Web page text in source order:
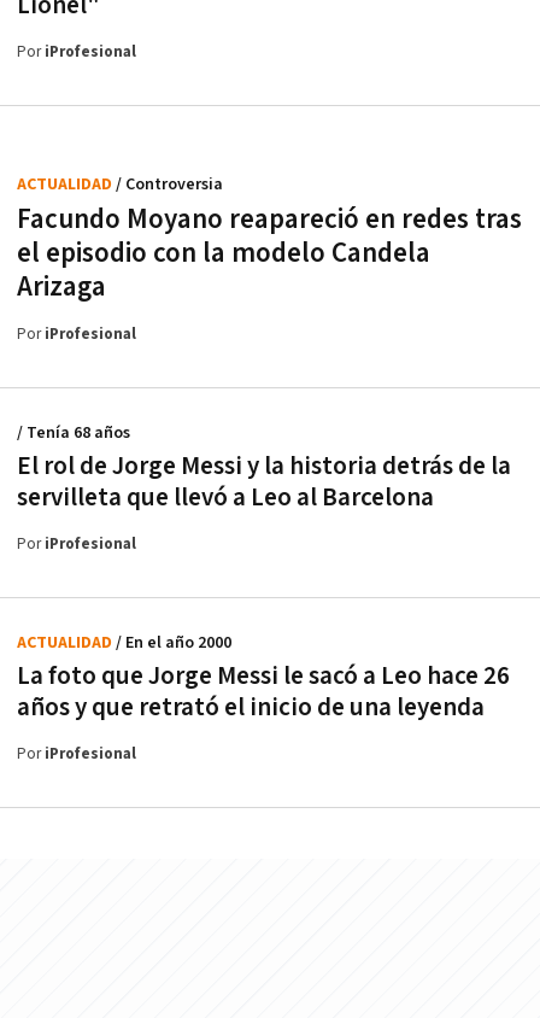
PoriProfesional
Facundo Moyano reapareció en redes tras
el episodio con la modelo Candela
Arizaga
ACTUALIDAD / Controversia
PoriProfesional
El rol de Jorge Messi y la historia detrás de la
servilleta que llevó a Leo al Barcelona
/ Tenía 68 años
PoriProfesional
La foto que Jorge Messi le sacó a Leo hace 26
años y que retrató el inicio de una leyenda
ACTUALIDAD / En el año 2000
PoriProfesional